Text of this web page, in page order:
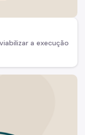
a execução